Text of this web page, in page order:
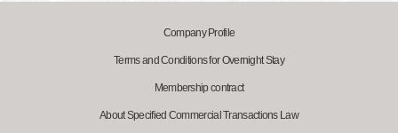
Company Profile
Terms and Conditions for Overnight Stay
Membership contract
About Specified Commercial Transactions Law